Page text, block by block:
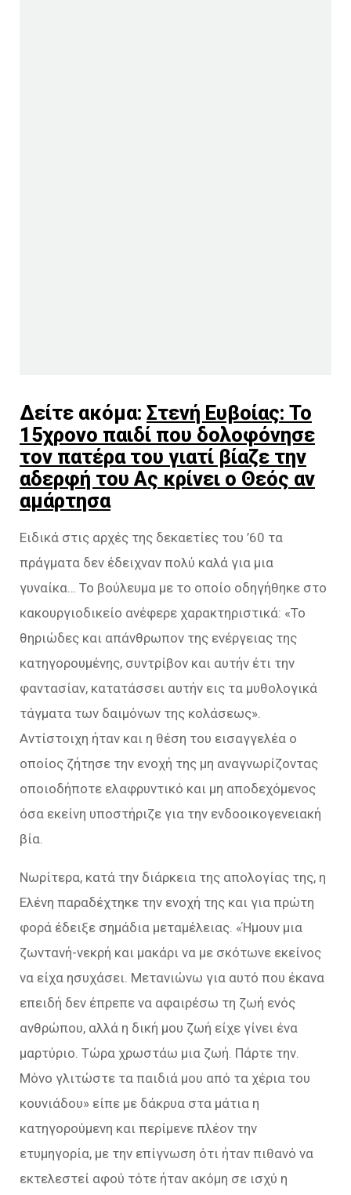
Δείτε ακόμα: Στενή Ευβοίας: Το
15χρονο παιδί που δολοφόνησε
τον πατέρα του γιατί βίαζε την
αδερφή του Ας κρίνει ο Θεός αν
αμάρτησα
Ειδικά στις αρχές της δεκαετίες του ’60 τα
πράγματα δεν έδειχναν πολύ καλά για μια
γυναίκα… Το βούλευμα με το οποίο οδηγήθηκε στο
κακουργιοδικείο ανέφερε χαρακτηριστικά: «Το
θηριώδες και απάνθρωπον της ενέργειας της
κατηγορουμένης, συντρίβον και αυτήν έτι την
φαντασίαν, κατατάσσει αυτήν εις τα μυθολογικά
τάγματα των δαιμόνων της κολάσεως».
Αντίστοιχη ήταν και η θέση του εισαγγελέα ο
οποίος ζήτησε την ενοχή της μη αναγνωρίζοντας
οποιοδήποτε ελαφρυντικό και μη αποδεχόμενος
όσα εκείνη υποστήριζε για την ενδοοικογενειακή
βία.
Νωρίτερα, κατά την διάρκεια της απολογίας της, η
Ελένη παραδέχτηκε την ενοχή της και για πρώτη
φορά έδειξε σημάδια μεταμέλειας. «Ήμουν μια
ζωντανή-νεκρή και μακάρι να με σκότωνε εκείνος
να είχα ησυχάσει. Μετανιώνω για αυτό που έκανα
επειδή δεν έπρεπε να αφαιρέσω τη ζωή ενός
ανθρώπου, αλλά η δική μου ζωή είχε γίνει ένα
μαρτύριο. Τώρα χρωστάω μια ζωή. Πάρτε την.
Μόνο γλιτώστε τα παιδιά μου από τα χέρια του
κουνιάδου» είπε με δάκρυα στα μάτια η
κατηγορούμενη και περίμενε πλέον την
ετυμηγορία, με την επίγνωση ότι ήταν πιθανό να
εκτελεστεί αφού τότε ήταν ακόμη σε ισχύ η